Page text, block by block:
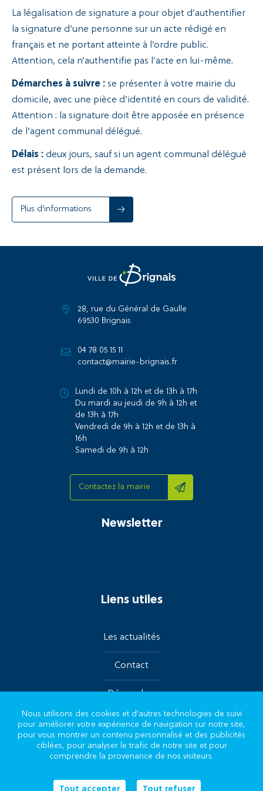
La légalisation de signature a pour objet d’authentifier
la signature d’une personne sur un acte rédigé en
français et ne portant atteinte à l’ordre public.
Attention, cela n’authentifie pas l’acte en lui-même.
Démarches à suivre : se présenter à votre mairie du
domicile, avec une pièce d’identité en cours de validité.
Attention : la signature doit être apposée en présence
de l’agent communal délégué.
Délais : deux jours, sauf si un agent communal délégué
est présent lors de la demande.
Plus d'informations
28, rue du Général de Gaulle
69530 Brignais
04 78 05 15 11
contact@mairie-brignais.fr
Lundi de 10h à 12h et de 13h à 17h
Du mardi au jeudi de 9h à 12h et
de 13h à 17h
Vendredi de 9h à 12h et de 13h à
16h
Samedi de 9h à 12h
Contactez la mairie
Newsletter
Liens utiles
Les actualités
Contact
Démarches
Suivez-nous sur les réseaux
Recherche
Nous utilisons des cookies et d'autres technologies de suivi
pour améliorer votre expérience de navigation sur notre site,
pour vous montrer un contenu personnalisé et des publicités
ciblées, pour analyser le trafic de notre site et pour
comprendre la provenance de nos visiteurs.